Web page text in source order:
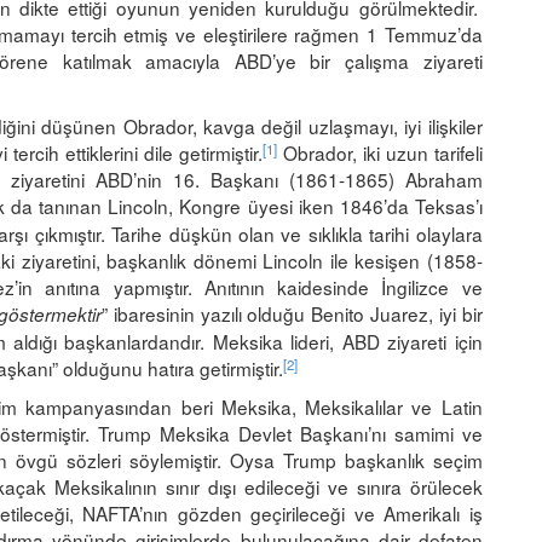
dikte ettiği oyunun yeniden kurulduğu görülmektedir.
tercih etmiş ve eleştirilere rağmen 1 Temmuz’da
katılmak amacıyla ABD’ye bir çalışma ziyareti
düşünen Obrador, kavga değil uzlaşmayı, iyi ilişkiler
tercih ettiklerini dile getirmiştir.[1] Obrador, iki uzun tarifeli
ABD’nin 16. Başkanı (1861-1865) Abraham
da tanınan Lincoln, Kongre üyesi iken 1846’da Teksas’ı
çıkmıştır. Tarihe düşkün olan ve sıklıkla tarihi olaylara
ziyaretini, başkanlık dönemi Lincoln ile kesişen (1858-
anıtına yapmıştır. Anıtının kaidesinde İngilizce ve
” ibaresinin yazılı olduğu Benito Juarez, iyi bir
başkanlardandır. Meksika lideri, ABD ziyareti için
olduğunu hatıra getirmiştir.[2]
kampanyasından beri Meksika, Meksikalılar ve Latin
Trump Meksika Devlet Başkanı’nı samimi ve
övgü sözleri söylemiştir. Oysa Trump başkanlık seçim
Meksikalının sınır dışı edileceği ve sınıra örülecek
NAFTA’nın gözden geçirileceği ve Amerikalı iş